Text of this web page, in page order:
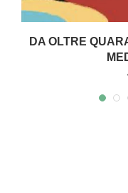
DA OLTRE